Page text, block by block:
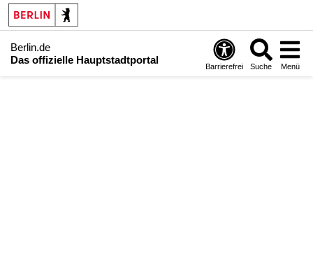
Berlin.de
Das offizielle Hauptstadtportal
Barrierefrei Suche Menü